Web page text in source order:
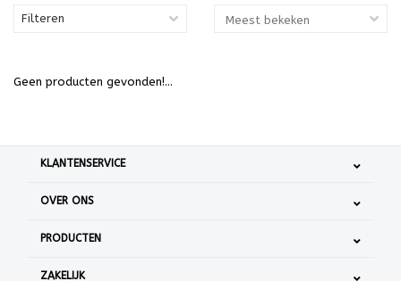
Filteren
Geen producten gevonden!...
KLANTENSERVICE
OVER ONS
PRODUCTEN
ZAKELIJK